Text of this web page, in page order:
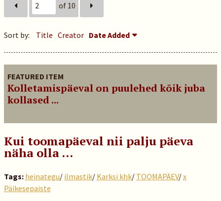
of 10
Sort by: Title Creator Date Added
FEATURED ITEM
Kolletamispäeval on puulehed kõik juba
kollased ...
Kui toomapäeval nii palju päeva
näha olla …
Tags: heinategu/ ilmastik/ Karksi khk/ TOOMAPÄEV/x
Päikesepaiste